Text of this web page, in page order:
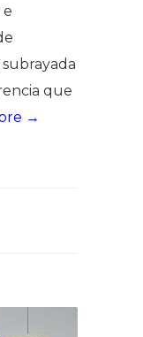
subrayada
que
→